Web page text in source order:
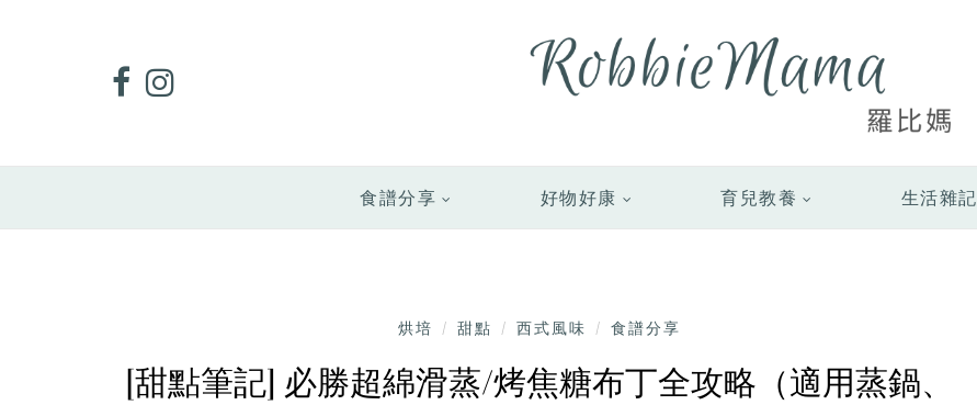
食譜分享 好物好康 育兒教養 生活雜記
烘培 / 甜點 / 西式風味 / 食譜分享
[甜點筆記] 必勝超綿滑蒸/烤焦糖布丁全攻略（適用蒸鍋、